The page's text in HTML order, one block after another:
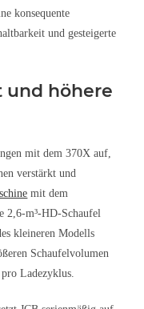
konsequente
und gesteigerte
und höhere
mit dem 370X auf,
verstärkt und
mit dem
2,6-m³-HD-Schaufel
kleineren Modells
Schaufelvolumen
Ladezyklus.